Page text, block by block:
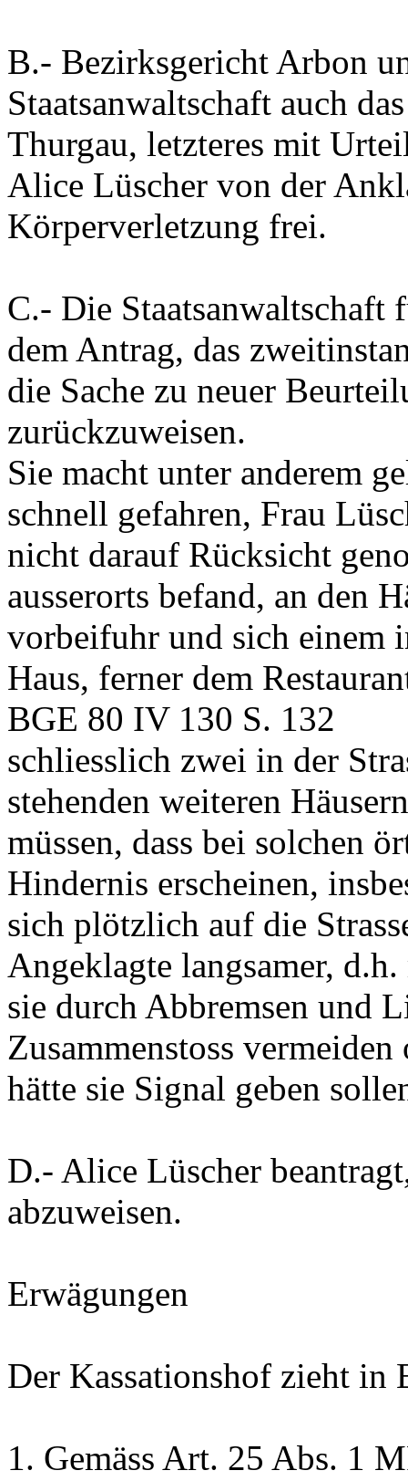
B.- Bezirksgericht Arbon
Staatsanwaltschaft auch
Thurgau, letzteres mit
Alice Lüscher von der
Körperverletzung frei.
C.- Die
dem Antrag, das
die Sache zu neuer
zurückzuweisen.
Sie macht unter anderem
schnell gefahren, Frau
nicht darauf Rücksicht
ausserorts befand, an den
vorbeifuhr und sich einem
Haus, ferner dem
BGE 80 IV 130 S. 132
schliesslich zwei in der
stehenden weiteren
müssen, dass bei solchen
Hindernis erscheinen,
sich plötzlich auf die
Angeklagte langsamer,
sie durch Abbremsen und
Zusammenstoss
hätte sie Signal geben
D.- Alice Lüscher
abzuweisen.
Erwägungen
Der Kassationshof zieht in
1. Gemäss Art. 25 Abs. 1